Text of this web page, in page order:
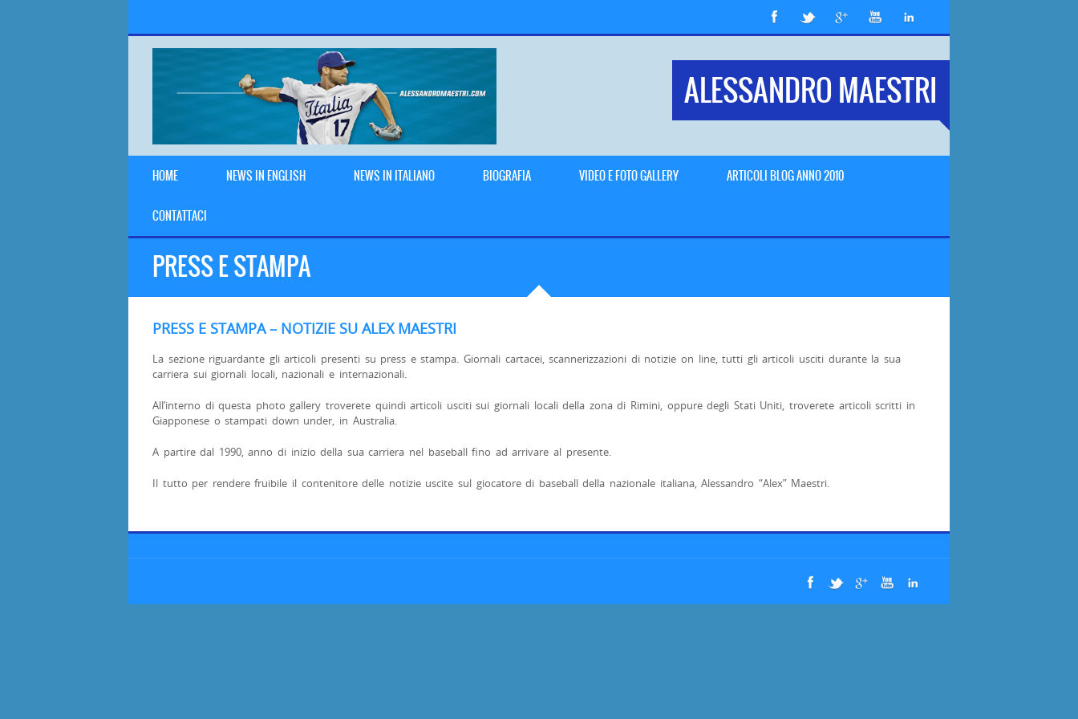
ALESSANDRO MAESTRI
HOME NEWS IN ENGLISH NEWS IN ITALIANO BIOGRAFIA VIDEO E FOTO GALLERY ARTICOLI BLOG ANNO 2010
CONTATTACI
PRESS E STAMPA
PRESS E STAMPA – NOTIZIE SU ALEX MAESTRI
La sezione riguardante gli articoli presenti su press e stampa. Giornali cartacei, scannerizzazioni di notizie on line, tutti gli articoli usciti durante la sua
carriera sui giornali locali, nazionali e internazionali.
All’interno di questa photo gallery troverete quindi articoli usciti sui giornali locali della zona di Rimini, oppure degli Stati Uniti, troverete articoli scritti in
Giapponese o stampati down under, in Australia.
A partire dal 1990, anno di inizio della sua carriera nel baseball fino ad arrivare al presente.
Il tutto per rendere fruibile il contenitore delle notizie uscite sul giocatore di baseball della nazionale italiana, Alessandro “Alex” Maestri.